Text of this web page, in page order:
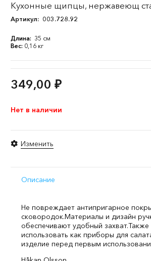
Кухонные щипцы, нержавеющ
Артикул: 003.728.92
Длина: 35 см
Вес: 0,16 кг
349,00 ₽
Нет в наличии
Изменить
Описание
Не повреждает антипригарное
сковородок.Материалы и дизайн
обеспечивают удобный захват.
использовать как приборы для
изделие перед первым